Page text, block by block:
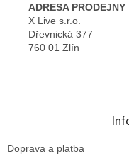
ADRESA PRODEJNY
X Live s.r.o.
Dřevnická 377
760 01 Zlín
Doprava a platba